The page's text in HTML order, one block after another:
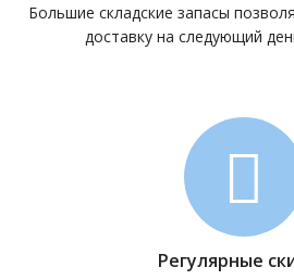
Большие складские запасы
доставку на следующий
Регулярные